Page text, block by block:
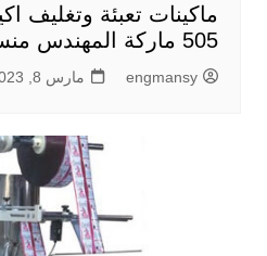
ماكينات تعبئة وتغليف
505 ماركة المهندس منسى
engmansy مارس 8, 2023